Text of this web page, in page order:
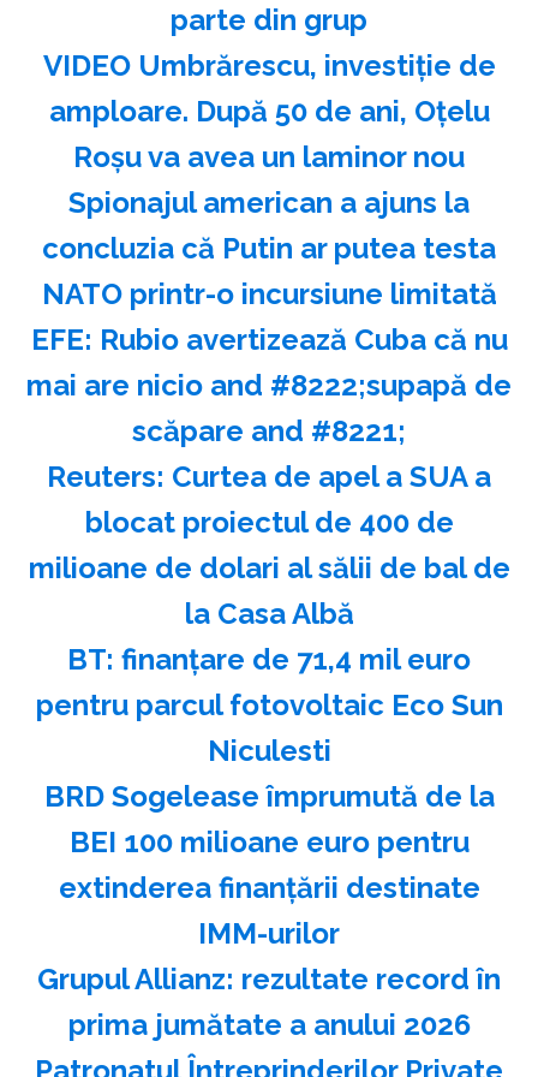
parte din grup
VIDEO Umbrărescu, investiție de
amploare. După 50 de ani, Oțelu
Roșu va avea un laminor nou
Spionajul american a ajuns la
concluzia că Putin ar putea testa
NATO printr-o incursiune limitată
EFE: Rubio avertizează Cuba că nu
mai are nicio and #8222;supapă de
scăpare and #8221;
Reuters: Curtea de apel a SUA a
blocat proiectul de 400 de
milioane de dolari al sălii de bal de
la Casa Albă
BT: finanţare de 71,4 mil euro
pentru parcul fotovoltaic Eco Sun
Niculesti
BRD Sogelease împrumută de la
BEI 100 milioane euro pentru
extinderea finanţării destinate
IMM-urilor
Grupul Allianz: rezultate record în
prima jumătate a anului 2026
Patronatul Întreprinderilor Private